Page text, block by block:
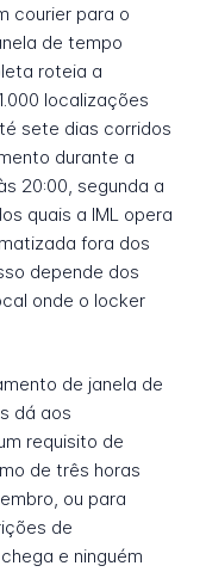
courier para o
de tempo
roteia a
localizações
sete dias corridos
durante a
20:00, segunda a
quais a IML opera
fora dos
depende dos
onde o locker
de janela de
dá aos
requisito de
de três horas
ou para
de
e ninguém